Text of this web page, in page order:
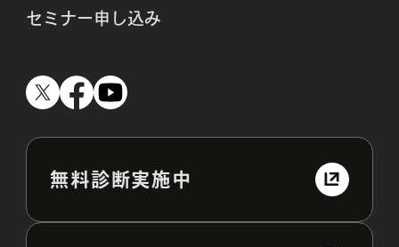
セミナー申し込み
無料診断実施中